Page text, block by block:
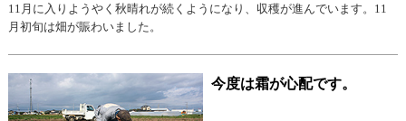
11月に入りようやく秋晴れが続くようになり、収穫が進んでいます。11
月初旬は畑が賑わいました。
今度は霜が心配です。